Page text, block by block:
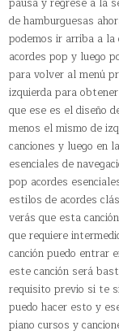
de hamburguesas
podemos ir arriba a
acordes pop y luego
para volver al menú
izquierda para
que ese es el diseño
menos el mismo de
canciones y luego en
esenciales de
pop acordes
estilos de acordes
verás que esta
que requiere
canción puedo entrar
este canción será
requisito previo si te
puedo hacer esto y
piano cursos y